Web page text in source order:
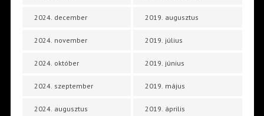
2024. december
2024. november
2024. október
2024. szeptember
2024. augusztus
2019. augusztus
2019. július
2019. június
2019. május
2019. április